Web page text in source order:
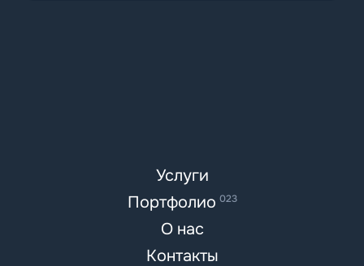
Услуги
Портфолио 023
О нас
Контакты